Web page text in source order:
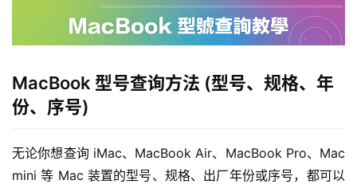
MacBook 型号查询方法 (型号、规格、年
份、序号)
无论你想查询 iMac、MacBook Air、MacBook Pro、Mac
mini 等 Mac 装置的型号、规格、出厂年份或序号，都可以